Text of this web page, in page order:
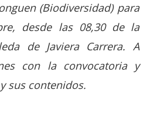
(Biodiversidad) para
desde las 08,30 de la
de Javiera Carrera. A
con la convocatoria y
sus contenidos.